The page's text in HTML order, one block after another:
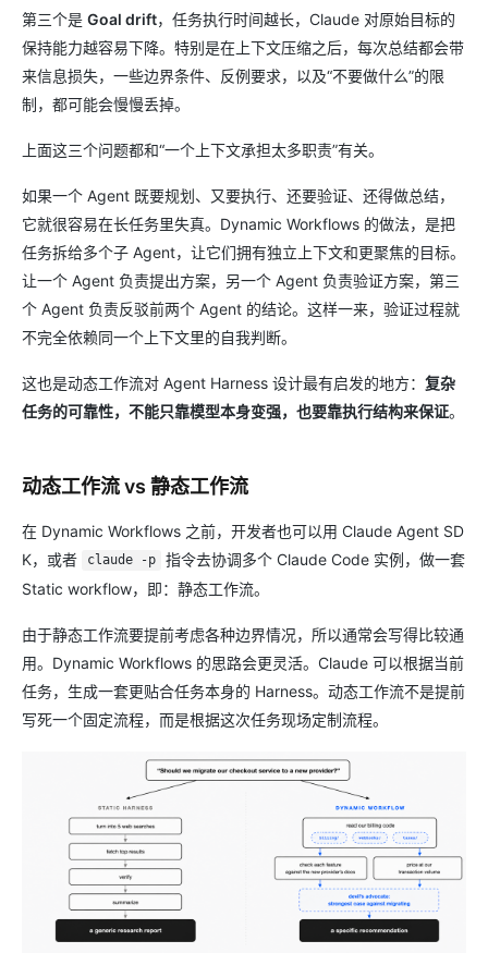
第三个是 Goal drift，任务执行时间越长，Claude 对原始目标的
保持能力越容易下降。特别是在上下文压缩之后，每次总结都会带
来信息损失，一些边界条件、反例要求，以及“不要做什么”的限
制，都可能会慢慢丢掉。
上面这三个问题都和“一个上下文承担太多职责”有关。
如果一个 Agent 既要规划、又要执行、还要验证、还得做总结，
它就很容易在长任务里失真。Dynamic Workflows 的做法，是把
任务拆给多个子 Agent，让它们拥有独立上下文和更聚焦的目标。
让一个 Agent 负责提出方案，另一个 Agent 负责验证方案，第三
个 Agent 负责反驳前两个 Agent 的结论。这样一来，验证过程就
不完全依赖同一个上下文里的自我判断。
这也是动态工作流对 Agent Harness 设计最有启发的地方： 复杂
任务的可靠性，不能只靠模型本身变强，也要靠执行结构来保证。
动态工作流 vs 静态工作流
在 Dynamic Workflows 之前，开发者也可以用 Claude Agent SD
K，或者
claude -p
指令去协调多个 Claude Code 实例，做一套
Static workflow，即：静态工作流。
由于静态工作流要提前考虑各种边界情况，所以通常会写得比较通
用。Dynamic Workflows 的思路会更灵活。Claude 可以根据当前
任务，生成一套更贴合任务本身的 Harness。动态工作流不是提前
写死一个固定流程，而是根据这次任务现场定制流程。